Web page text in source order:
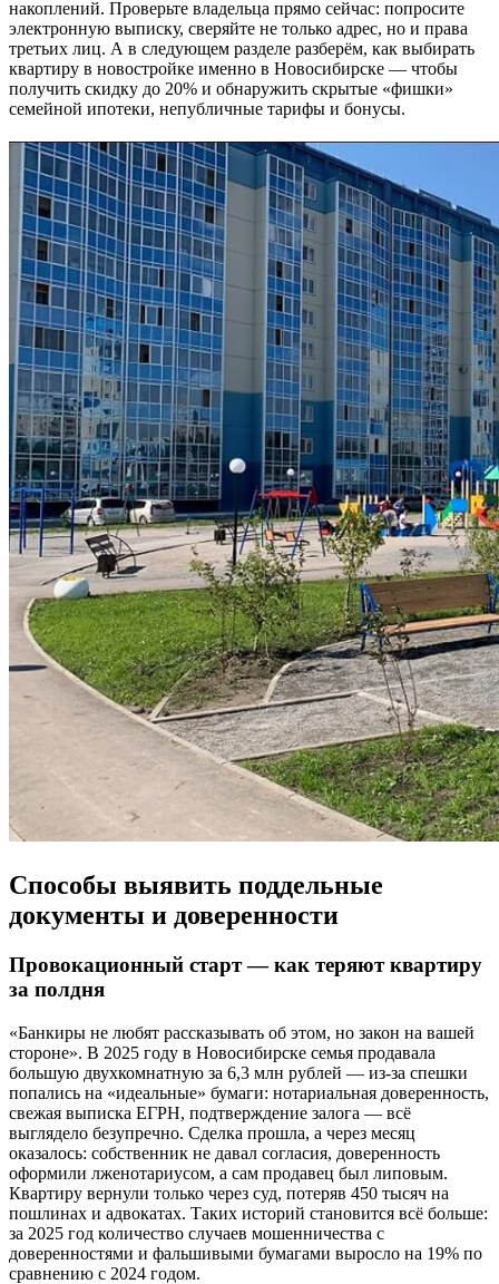
накоплений. Проверьте владельца прямо сейчас: попросите
электронную выписку, сверяйте не только адрес, но и права
третьих лиц. А в следующем разделе разберём, как выбирать
квартиру в новостройке именно в Новосибирске — чтобы
получить скидку до 20% и обнаружить скрытые «фишки»
семейной ипотеки, непубличные тарифы и бонусы.
Способы выявить поддельные
документы и доверенности
Провокационный старт — как теряют квартиру
за полдня
«Банкиры не любят рассказывать об этом, но закон на вашей
стороне». В 2025 году в Новосибирске семья продавала
большую двухкомнатную за 6,3 млн рублей — из-за спешки
попались на «идеальные» бумаги: нотариальная доверенность,
свежая выписка ЕГРН, подтверждение залога — всё
выглядело безупречно. Сделка прошла, а через месяц
оказалось: собственник не давал согласия, доверенность
оформили лженотариусом, а сам продавец был липовым.
Квартиру вернули только через суд, потеряв 450 тысяч на
пошлинах и адвокатах. Таких историй становится всё больше:
за 2025 год количество случаев мошенничества с
доверенностями и фальшивыми бумагами выросло на 19% по
сравнению с 2024 годом.